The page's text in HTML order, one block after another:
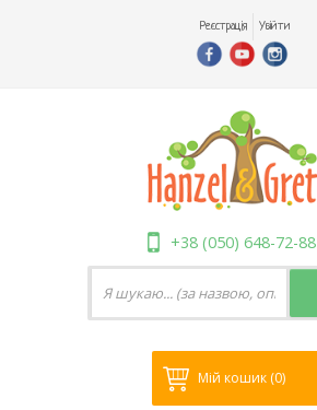
Реєстрація Увійти
+38 (050) 648-72-88
Мій кошик (0)